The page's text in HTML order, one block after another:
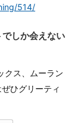
514/
しか会えない
クス、ムーラン
ひグリーティ